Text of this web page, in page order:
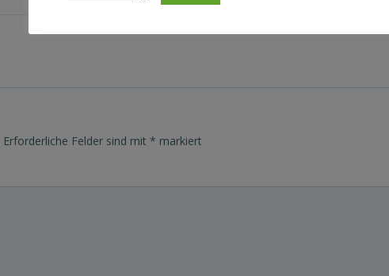
Erforderliche Felder sind mit * markiert